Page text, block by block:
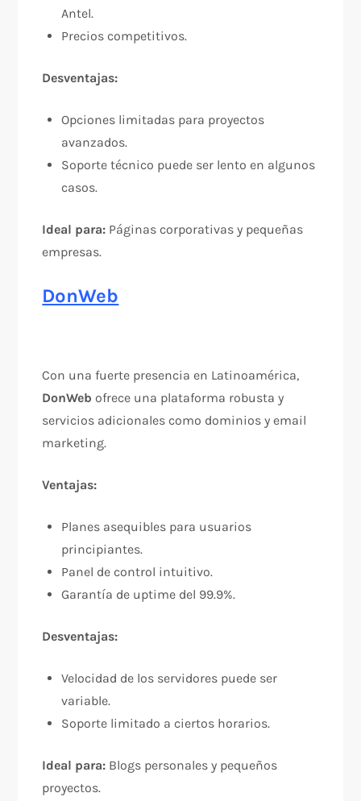
Antel.
Precios competitivos.
Desventajas:
Opciones limitadas para proyectos
avanzados.
Soporte técnico puede ser lento en algunos
casos.
Ideal para: Páginas corporativas y pequeñas
empresas.
DonWeb
Con una fuerte presencia en Latinoamérica,
DonWeb ofrece una plataforma robusta y
servicios adicionales como dominios y email
marketing.
Ventajas:
Planes asequibles para usuarios
principiantes.
Panel de control intuitivo.
Garantía de uptime del 99.9%.
Desventajas:
Velocidad de los servidores puede ser
variable.
Soporte limitado a ciertos horarios.
Ideal para: Blogs personales y pequeños
proyectos.